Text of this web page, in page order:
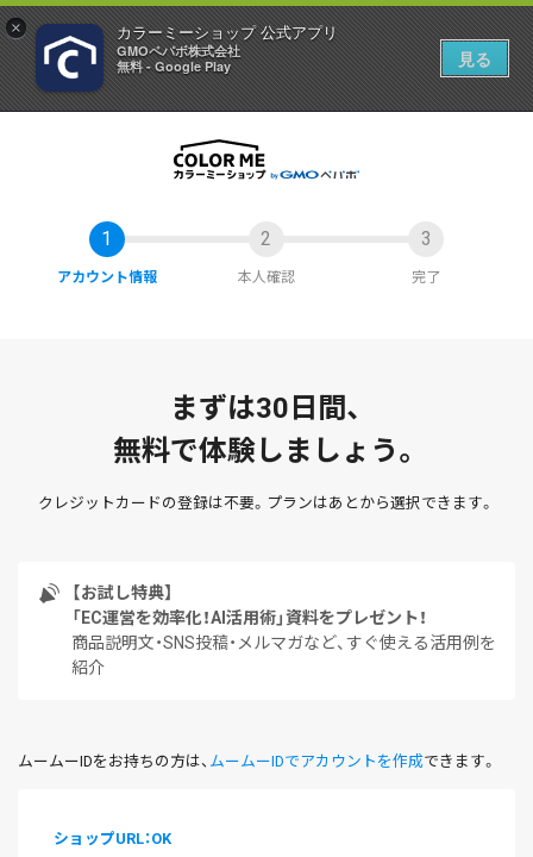
× カラーミーショップ 公式アプリ
GMOペパボ株式会社
無料 - Google Play
見る
アカウント情報 本人確認 完了
まずは30日間、
無料で体験しましょう。
クレジットカードの登録は不要。 プランはあとから選択できます。
【お試し特典】
「EC運営を効率化！AI活用術」資料をプレゼント！
商品説明文・SNS投稿・メルマガなど、すぐ使える活用例を
紹介
ムームーIDをお持ちの方は、 ムームーIDでアカウントを作成できます。
ショップURL：OK